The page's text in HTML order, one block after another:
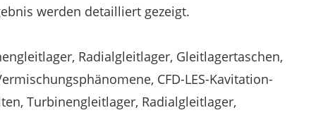
werden detailliert gezeigt.
Radialgleitlager, Gleitlagertaschen,
CFD-LES-Kavitation-
Turbinengleitlager, Radialgleitlager,